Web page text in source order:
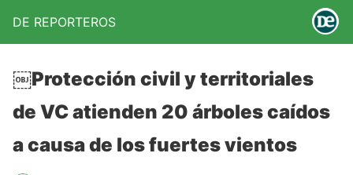
DE REPORTEROS
￼Protección civil y territoriales
de VC atienden 20 árboles caídos
a causa de los fuertes vientos